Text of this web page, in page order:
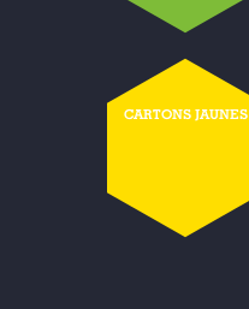
CARTONS JAUNES